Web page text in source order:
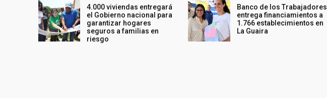
4.000 viviendas entregará
el Gobierno nacional para
garantizar hogares
seguros a familias en
riesgo
Banco de los Trabajadores
entrega financiamientos a
1.766 establecimientos en
La Guaira